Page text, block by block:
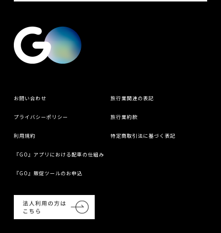
お問い合わせ 旅行業関連の表記
プライバシーポリシー 旅行業約款
利用規約 特定商取引法に基づく表記
『GO』アプリにおける配車の仕組み
『GO』販促ツールのお申込